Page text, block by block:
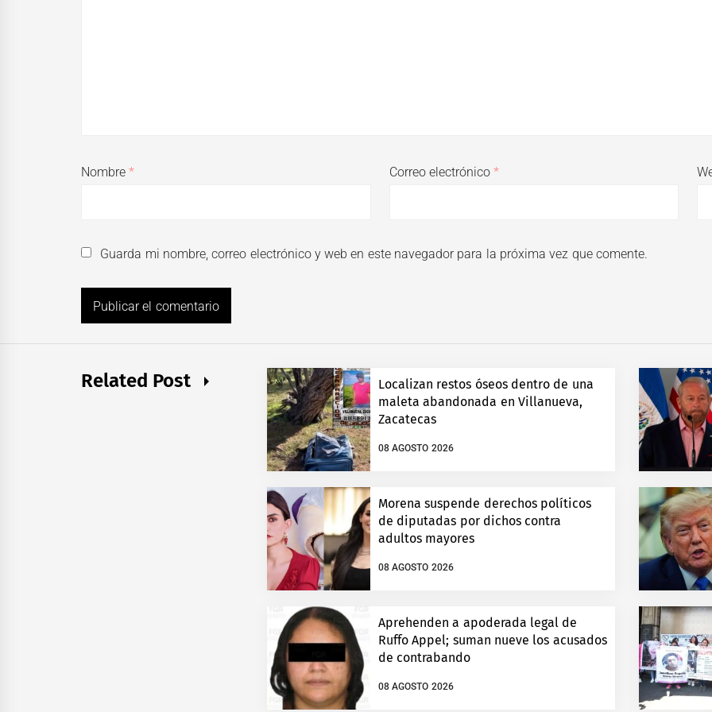
Nombre* Correo electrónico*
Guarda mi nombre, correo electrónico y web en este navegador para la próxima vez que comente.
Related Post
Localizan restos óseos dentro de una
maleta abandonada en Villanueva,
Zacatecas
08 AGOSTO 2026
Morena suspende derechos políticos
de diputadas por dichos contra
adultos mayores
08 AGOSTO 2026
Aprehenden a apoderada legal de
Ruffo Appel; suman nueve los acusados
de contrabando
08 AGOSTO 2026